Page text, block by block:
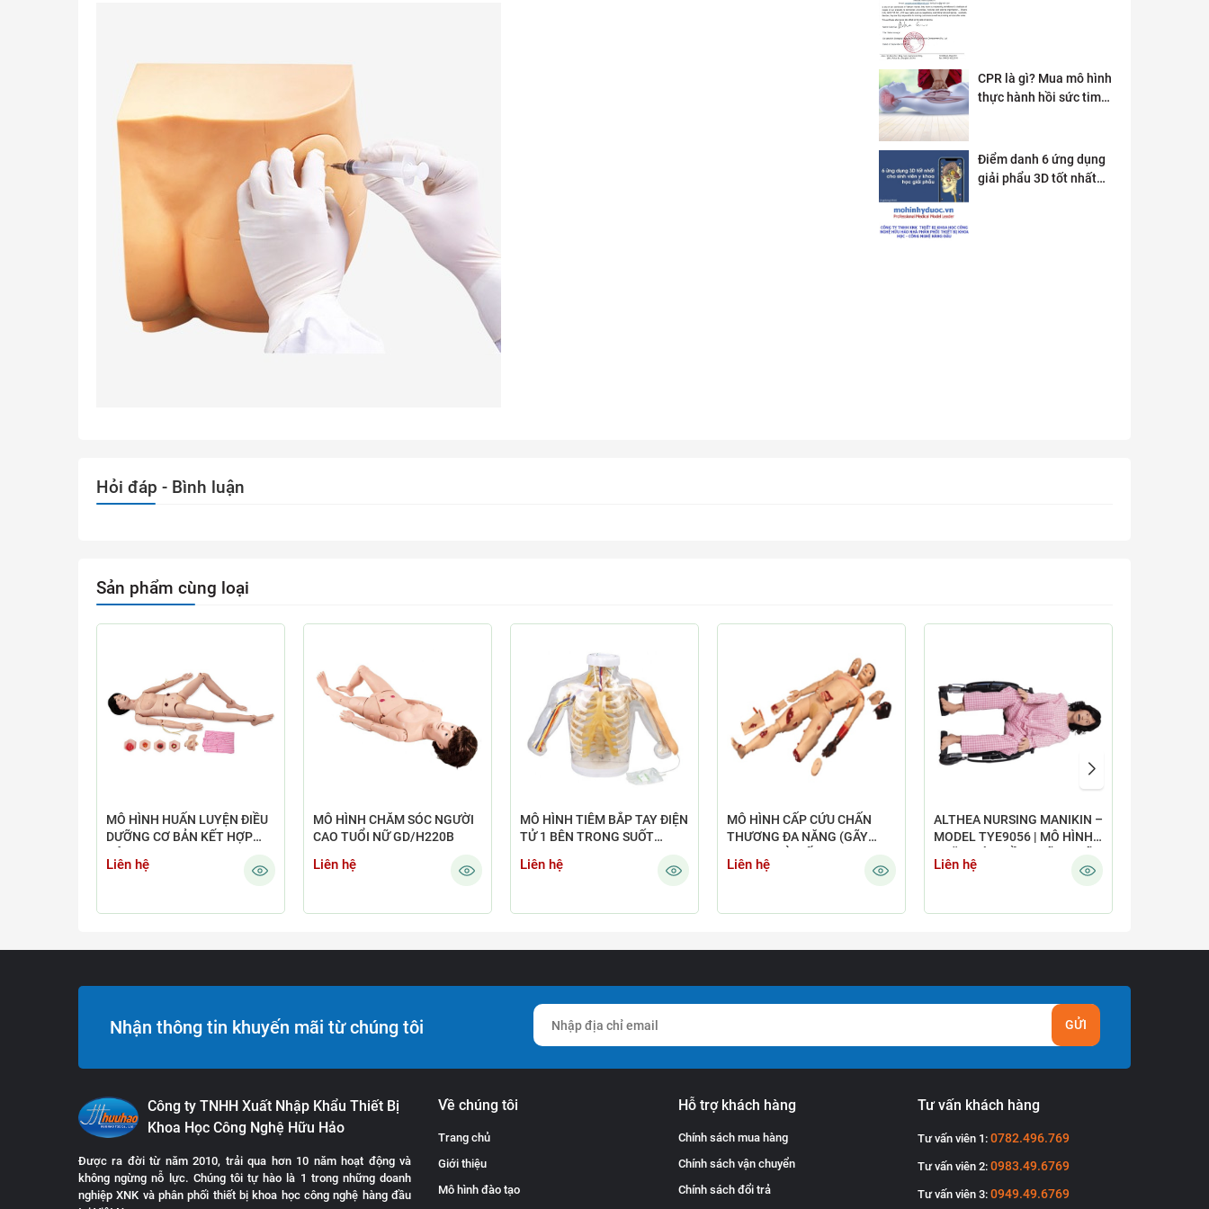
CPR là gì? Mua mô hình
thực hành hồi sức tim
Điểm danh 6 ứng dụng
giải phẩu 3D tốt nhất
Hỏi đáp - Bình luận
Sản phẩm cùng loại
MÔ HÌNH HUẤN LUYỆN ĐIỀU
DƯỠNG CƠ BẢN KẾT HỢP
Liên hệ
MÔ HÌNH CHĂM SÓC NGƯỜI
CAO TUỔI NỮ GD/H220B
Liên hệ
MÔ HÌNH TIÊM BẮP TAY ĐIỆN
TỬ 1 BÊN TRONG SUỐT
Liên hệ
MÔ HÌNH CẤP CỨU CHẤN
THƯƠNG ĐA NĂNG (GÃY
CẮT CỤT) GD/J110
Liên hệ
ALTHEA NURSING MANIKIN –
MODEL TYE9056 | MÔ HÌNH
TOÀN THÂN
Liên hệ
Nhận thông tin khuyến mãi từ chúng tôi GỬI
Công ty TNHH Xuất Nhập Khẩu Thiết Bị
Khoa Học Công Nghệ Hữu Hảo
Được ra đời từ năm 2010, trải qua hơn 10 năm hoạt động và
không ngừng nỗ lực. Chúng tôi tự hào là 1 trong những doanh
nghiệp XNK và phân phối thiết bị khoa học công nghệ hàng đầu
Về chúng tôi
Trang chủ
Giới thiệu
Mô hình đào tạo
Hỗ trợ khách hàng
Chính sách mua hàng
Chính sách vận chuyển
Chính sách đổi trả
Tư vấn khách hàng
Tư vấn viên 1:0782.496.769
Tư vấn viên 2:0983.49.6769
Tư vấn viên 3:0949.49.6769